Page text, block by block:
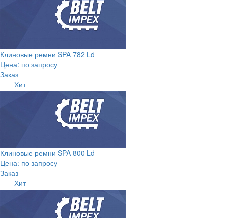
Клиновые ремни SPA 782 Ld
Цена: по запросу
Заказ
Хит
Клиновые ремни SPA 800 Ld
Цена: по запросу
Заказ
Хит